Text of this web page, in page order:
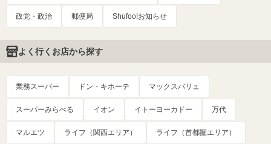
政党・政治 郵便局 Shufoo!お知らせ
よく行くお店から探す
業務スーパー ドン・キホーテ マックスバリュ
スーパーみらべる イオン イトーヨーカドー 万代
マルエツ ライフ（関西エリア） ライフ（首都圏エリア）